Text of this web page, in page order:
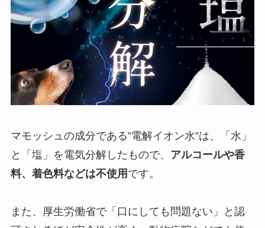
マモッシュの成分である”電解イオン水”は、「水」
と「塩」を電気分解したもので、 アルコールや香
料、着色料などは不使用 です。
また、厚生労働省で「口にしても問題ない」と認